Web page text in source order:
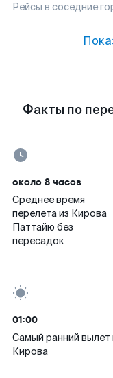
Рейсы в соседние
Факты по
около 8 часов
Среднее время
перелета из Кирова
Паттайю без
пересадок
01:00
Самый ранний вылет
Кирова